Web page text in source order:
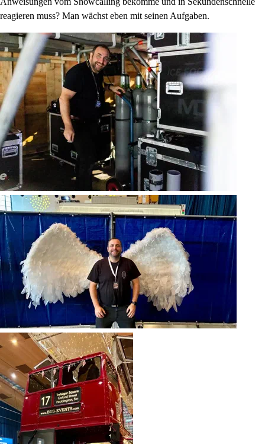
reagieren muss? Man wächst eben mit seinen Aufgaben.